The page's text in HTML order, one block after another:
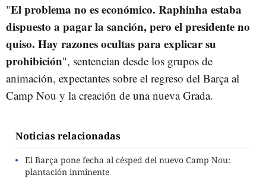
"El problema no es económico. Raphinha estaba
dispuesto a pagar la sanción, pero el presidente no
quiso. Hay razones ocultas para explicar su
prohibición", sentencian desde los grupos de
animación, expectantes sobre el regreso del Barça al
Camp Nou y la creación de una nueva Grada.
Noticias relacionadas
El Barça pone fecha al césped del nuevo Camp Nou:
plantación inminente